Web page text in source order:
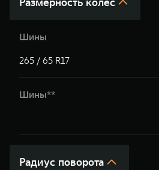
Шины
265 / 65 R17
Шины**
Радиус поворота